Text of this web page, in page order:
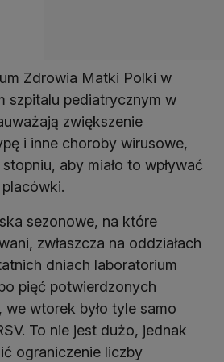
Zdrowia Matki Polki w
szpitalu pediatrycznym w
zwiększenie
i inne choroby wirusowe,
aby miało to wpływać
sezonowe, na które
zwłaszcza na oddziałach
dniach laboratorium
pięć potwierdzonych
wtorek było tyle samo
To nie jest dużo, jednak
ograniczenie liczby